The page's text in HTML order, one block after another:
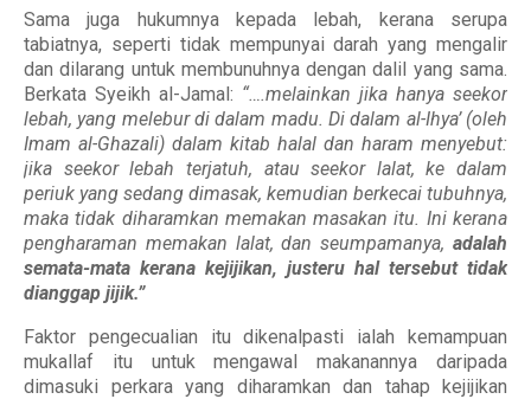
Sama juga hukumnya kepada lebah, kerana serupa
tabiatnya, seperti tidak mempunyai darah yang mengalir
dan dilarang untuk membunuhnya dengan dalil yang sama.
Berkata Syeikh al-Jamal: “….melainkan jika hanya seekor
lebah, yang melebur di dalam madu. Di dalam al-Ihya’ (oleh
Imam al-Ghazali) dalam kitab halal dan haram menyebut:
jika seekor lebah terjatuh, atau seekor lalat, ke dalam
periuk yang sedang dimasak, kemudian berkecai tubuhnya,
maka tidak diharamkan memakan masakan itu. Ini kerana
pengharaman memakan lalat, dan seumpamanya, adalah
semata-mata kerana kejijikan, justeru hal tersebut tidak
dianggap jijik.”
Faktor pengecualian itu dikenalpasti ialah kemampuan
mukallaf itu untuk mengawal makanannya daripada
dimasuki perkara yang diharamkan dan tahap kejijikan